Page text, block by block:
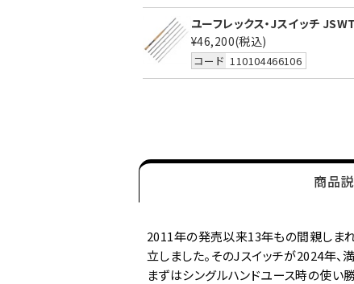
ユーフレックス・Jスイッチ
¥46,200(税込)
コード 110104466106
商品
2011年の発売以来13年もの間親しまれ
立しました。そのJスイッチが2024年、
まずはシングルハンドユース時の使い